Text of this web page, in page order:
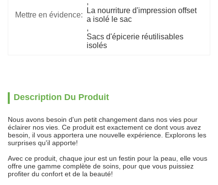
Mettre en évidence:
,
La nourriture d'impression offset
a isolé le sac
,
Sacs d'épicerie réutilisables
isolés
Description Du Produit
Nous avons besoin d'un petit changement dans nos vies pour
éclairer nos vies. Ce produit est exactement ce dont vous avez
besoin, il vous apportera une nouvelle expérience. Explorons les
surprises qu'il apporte!
Avec ce produit, chaque jour est un festin pour la peau, elle vous
offre une gamme complète de soins, pour que vous puissiez
profiter du confort et de la beauté!